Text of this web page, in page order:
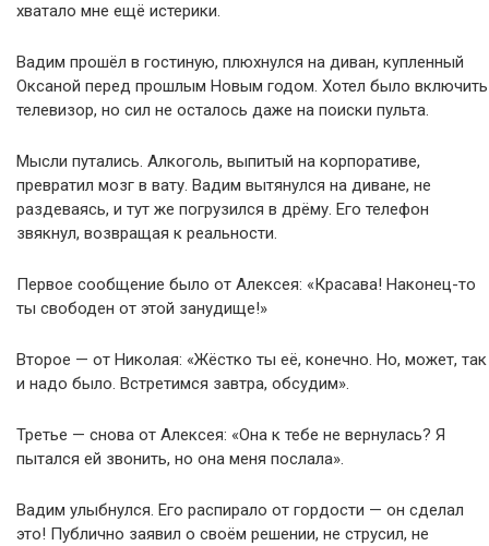
хватало мне ещё истерики.
Вадим прошёл в гостиную, плюхнулся на диван, купленный
Оксаной перед прошлым Новым годом. Хотел было включить
телевизор, но сил не осталось даже на поиски пульта.
Мысли путались. Алкоголь, выпитый на корпоративе,
превратил мозг в вату. Вадим вытянулся на диване, не
раздеваясь, и тут же погрузился в дрёму. Его телефон
звякнул, возвращая к реальности.
Первое сообщение было от Алексея: «Красава! Наконец-то
ты свободен от этой занудище!»
Второе — от Николая: «Жёстко ты её, конечно. Но, может, так
и надо было. Встретимся завтра, обсудим».
Третье — снова от Алексея: «Она к тебе не вернулась? Я
пытался ей звонить, но она меня послала».
Вадим улыбнулся. Его распирало от гордости — он сделал
это! Публично заявил о своём решении, не струсил, не